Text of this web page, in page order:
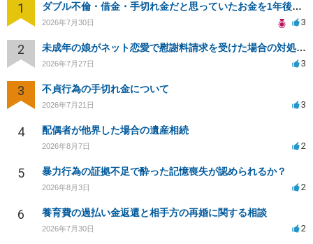
1 ダブル不倫・借金・手切れ金だと思っていたお金を1年後いまさら脅迫罪として通知書が来てまとめて請求
2026年7月30日 3
2 未成年の娘がネット恋愛で慰謝料請求を受けた場合の対処法は？
2026年7月27日 3
3 不貞行為の手切れ金について
2026年7月21日 3
4 配偶者が他界した場合の遺産相続
2026年8月7日 2
5 暴力行為の証拠不足で酔った記憶喪失が認められるか？
2026年8月3日 2
6 養育費の過払い金返還と相手方の再婚に関する相談
2026年7月30日 2